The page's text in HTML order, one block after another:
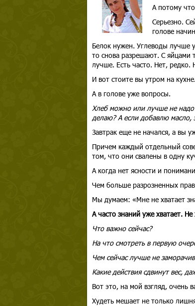
А потому
Серьезно.
голове
Белок нужен. Углеводы лучше
то снова разрешают. С яйцами
лучше. Есть часто. Нет, редко.
И вот стоите вы утром на
А в голове уже вопросы.
Хлеб можно или лучше не
делаю? А если добавлю масло,
Завтрак еще не начался, а вы
Причем каждый отдельный
том, что они свалены в одну
А когда нет ясности и
Чем больше разрозненных
Мы думаем: «Мне не хватает
А часто знаний уже хватает.
Что важно сейчас?
На что смотреть в первую
Чем сейчас лучше не
Какие действия сдвинут вес,
Вот это, на мой взгляд, очень
Худеть мешает не только